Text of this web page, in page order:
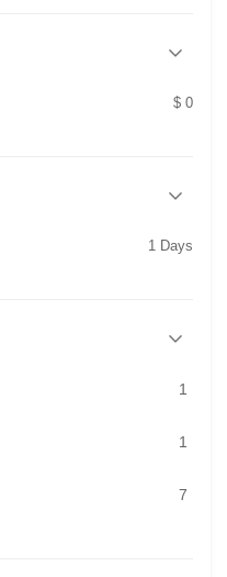
$ 0
1 Days
1
1
7